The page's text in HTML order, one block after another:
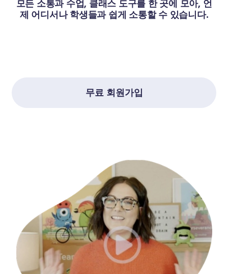
모든 소통과 수업, 클래스 도구를 한 곳에 모아, 언
제 어디서나 학생들과 쉽게 소통할 수 있습니다.
무료 회원가입